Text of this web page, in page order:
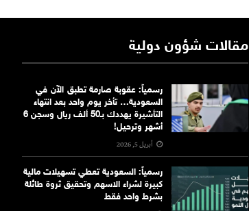
مقالات شؤون دولية
رسمياً: عقوبة صارمة تطبق الآن في
السعودية… تأخر يوم واحد بعد انتهاء
التأشيرة يهددك بـ50 ألف ريال وسجن 6
أشهر وترحيل!
أبريل 5, 2026
رسمياً: السعودية تعطي تسهيلات مالية
كبيرة لشراء الاسهم وتحقيق ثروة طائلة
بشرط واحد فقط